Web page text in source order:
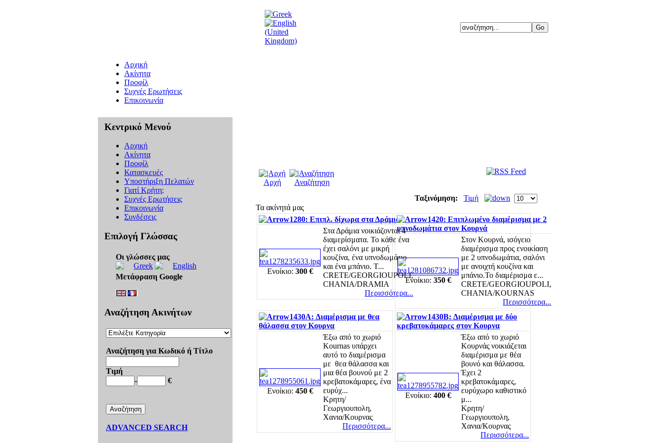
Αρχική
Ακίνητα
Προφίλ
Συχνές Ερωτήσεις
Επικοινωνία
Κεντρικό Μενού
Αρχική
Ακίνητα
Προφίλ
Κατασκευές
Υποστήριξη Πελατών
Γιατί Κρήτη;
Συχνές Ερωτήσεις
Επικοινωνία
Συνδέσεις
Επιλογή Γλώσσας
Οι γλώσσες μας
Μετάφραση Google
Αναζήτηση Ακινήτων
Αναζήτηση για Κωδικό ή Τίτλο
Τιμή
-
€
ADVANCED SEARCH
Αρχή
Αναζήτηση
Ταξινόμηση:
Τιμή
Τα ακίνητά μας
1280: Επιπλ. δίχωρα στα Δράμια
Ενοίκιο: 300 €
Στα Δράμια νοικιάζονται 4
διαμερίσματα. Το κάθε ένα
έχει σαλόνι με μικρή
κουζίνα, ένα υπνοδωμάτιο
και ένα μπάνιο. Τ...
CRETE/GEORGIOUPOLI,
CHANIA/DRAMIA
Περισσότερα...
1420: Επιπλωμένο διαμέρισμα με 2
υπνοδωμάτια στον Κουρνά
Ενοίκιο: 350 €
Στον Κουρνά, ισόγειο
διαμέρισμα προς ενοικίαση
με 2 υπνοδωμάτια, σαλόνι
με ανοιχτή κουζίνα και
μπάνιο.Το διαμέρισμα ε...
CRETE/GEORGIOUPOLI,
CHANIA/KOURNAS
Περισσότερα...
1430A: Διαμέρισμα με θεα
θάλασσα στον Κουρνα
Ενοίκιο: 450 €
Έξω από το χωριό
Kournas υπάρχει
αυτό το διαμέρισμα
με θεα θάλασσα και
μια θέα βουνού με 2
κρεβατοκάμαρες, ένα
ευρύχ...
Κρητη/
Γεωργιουπολη,
Χανια/Κουρνας
Περισσότερα...
1430B: Διαμέρισμα με δύο
κρεβατοκάμαρες στον Κουρνα
Ενοίκιο: 400 €
Έξω από το χωριό
Κουρνάς νοικιάζεται
διαμέρισμα με θέα
βουνό και θάλασσα.
Έχει 2
κρεβατοκάμαρες,
ευρύχωρο καθιστικό
μ...
Κρητη/
Γεωργιουπολη,
Χανια/Κουρνας
Περισσότερα...